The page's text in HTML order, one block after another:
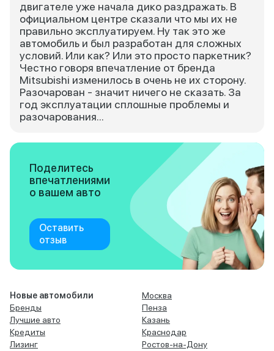
двигателе уже начала дико раздражать. В
официальном центре сказали что мы их не
правильно эксплуатируем. Ну так это же
автомобиль и был разработан для сложных
условий. Или как? Или это просто паркетник?
Честно говоря впечатление от бренда
Mitsubishi изменилось в очень не их сторону.
Разочарован - значит ничего не сказать. За
год эксплуатации сплошные проблемы и
разочарования...
Поделитесь
впечатлениями
о вашем авто
Оставить
отзыв
Новые автомобили
Бренды
Лучшие авто
Кредиты
Лизинг
Москва
Пенза
Казань
Краснодар
Ростов-на-Дону